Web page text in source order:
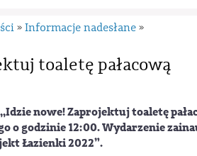
» Informacje nadesłane »
toaletę pałacową
nowe! Zaprojektuj toaletę
o godzinie 12:00. Wydarzenie
Łazienki 2022”.